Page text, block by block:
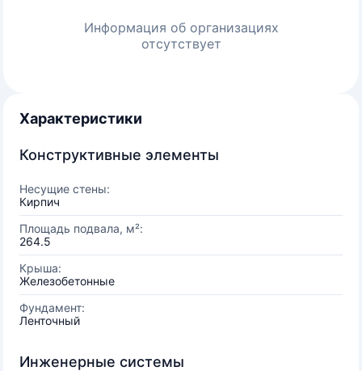
Информация об организациях
отсутствует
Характеристики
Конструктивные элементы
Несущие стены:
Кирпич
Площадь подвала, м²:
264.5
Крыша:
Железобетонные
Фундамент:
Ленточный
Инженерные системы